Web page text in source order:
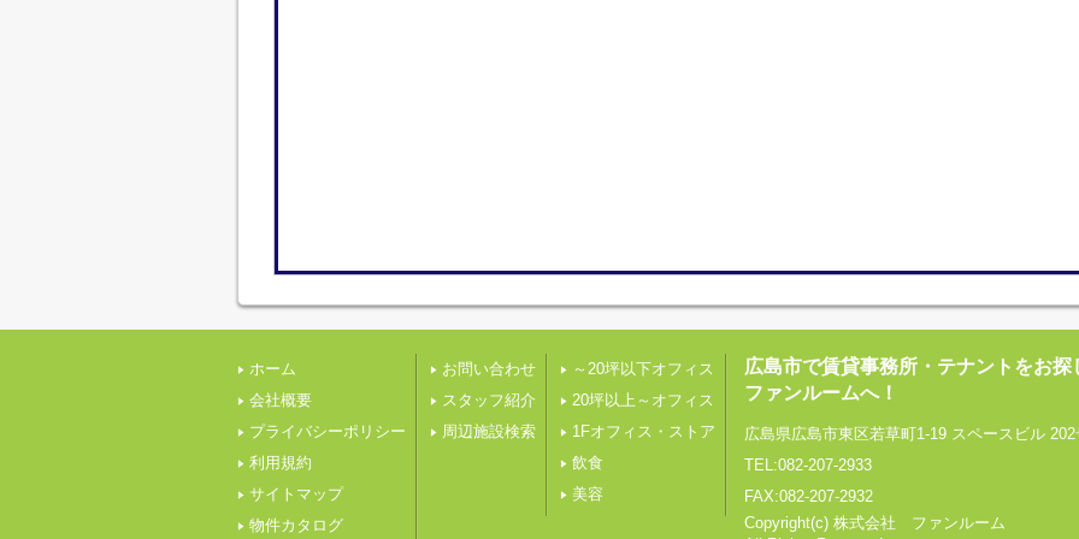
ホーム
会社概要
プライバシーポリシー
利用規約
サイトマップ
物件カタログ
お問い合わせ
スタッフ紹介
周辺施設検索
～20坪以下オフィス
20坪以上～オフィス
1Fオフィス・ストア
飲食
美容
広島市で賃貸事務所・テナントをお探
ファンルームへ！
広島県広島市東区若草町1-19 スペースビル 202
TEL:082-207-2933
FAX:082-207-2932
Copyright(c) 株式会社 ファンルーム